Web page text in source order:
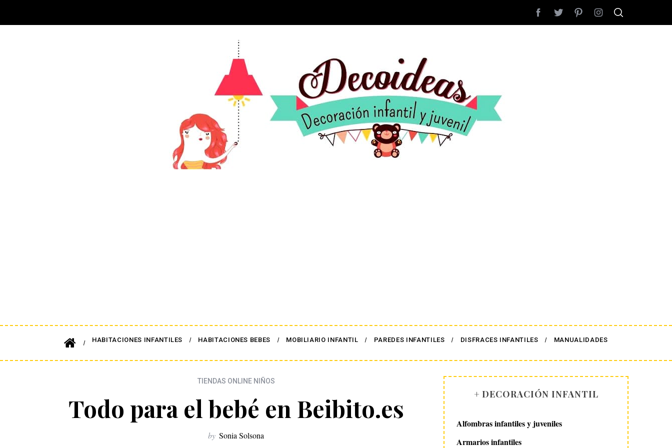
HABITACIONES INFANTILES HABITACIONES BEBES MOBILIARIO INFANTIL PAREDES INFANTILES DISFRACES INFANTILES MANUALIDADES
TIENDAS ONLINE NIÑOS
Todo para el bebé en Beibito.es
by Sonia Solsona
+ DECORACIÓN INFANTIL
Alfombras infantiles y juveniles
Armarios infantiles